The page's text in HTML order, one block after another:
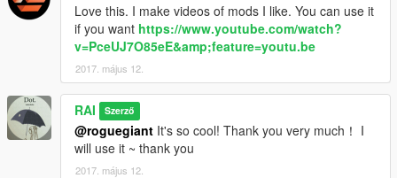
Love this. I make videos of mods I like. You can use it
if you want https://www.youtube.com/watch?
v=PceUJ7O85eE&amp;feature=youtu.be
2017. május 12.
RAI Szerző
@roguegiant It's so cool! Thank you very much！ I
will use it ~ thank you
2017. május 12.